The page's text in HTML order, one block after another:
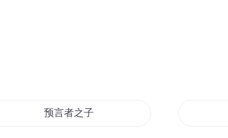
预言者之子